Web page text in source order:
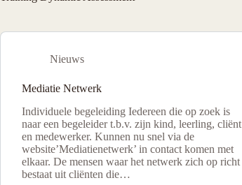
Nieuws
Mediatie Netwerk
Individuele begeleiding Iedereen die op zoek is
naar een begeleider t.b.v. zijn kind, leerling, cliënt
en medewerker. Kunnen nu snel via de
website’Mediatienetwerk’ in contact komen met
elkaar. De mensen waar het netwerk zich op richt
bestaat uit cliënten die…